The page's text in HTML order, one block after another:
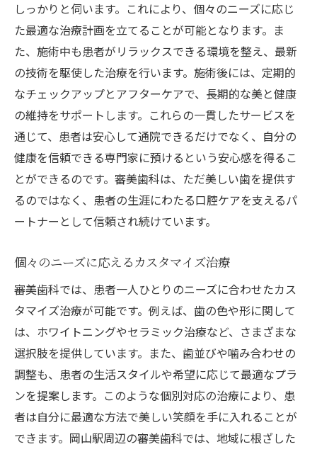
治療中も日常生活を快適に
治療後の美しさを長持ちさせる秘訣
成功事例とお客様の体験談
初めてでも安心！岡山駅近くの審美歯科の施術
予約から初診までの流れ
施術前の不安を解消するカウンセリング
診断から施術計画までの詳細説明
施術中のリラックスできる環境
アフターケアとフォローアップの充実
美しい口元を維持するために知っておきたい審
美歯科のポイント
毎日できる簡単なケア方法
食生活と歯の健康の関係
知って得する歯科保健のポイント
季節ごとの口腔ケアの変化
長持ちする美しさの秘訣
しっかりと伺います。これにより、個々のニーズに応じ
た最適な治療計画を立てることが可能となります。ま
た、施術中も患者がリラックスできる環境を整え、最新
の技術を駆使した治療を行います。施術後には、定期的
なチェックアップとアフターケアで、長期的な美と健康
の維持をサポートします。これらの一貫したサービスを
通じて、患者は安心して通院できるだけでなく、自分の
健康を信頼できる専門家に預けるという安心感を得るこ
とができるのです。審美歯科は、ただ美しい歯を提供す
るのではなく、患者の生涯にわたる口腔ケアを支えるパ
ートナーとして信頼され続けています。
個々のニーズに応えるカスタマイズ治療
審美歯科では、患者一人ひとりのニーズに合わせたカス
タマイズ治療が可能です。例えば、歯の色や形に関して
は、ホワイトニングやセラミック治療など、さまざまな
選択肢を提供しています。また、歯並びや噛み合わせの
調整も、患者の生活スタイルや希望に応じて最適なプラ
ンを提案します。このような個別対応の治療により、患
者は自分に最適な方法で美しい笑顔を手に入れることが
できます。岡山駅周辺の審美歯科では、地域に根ざした